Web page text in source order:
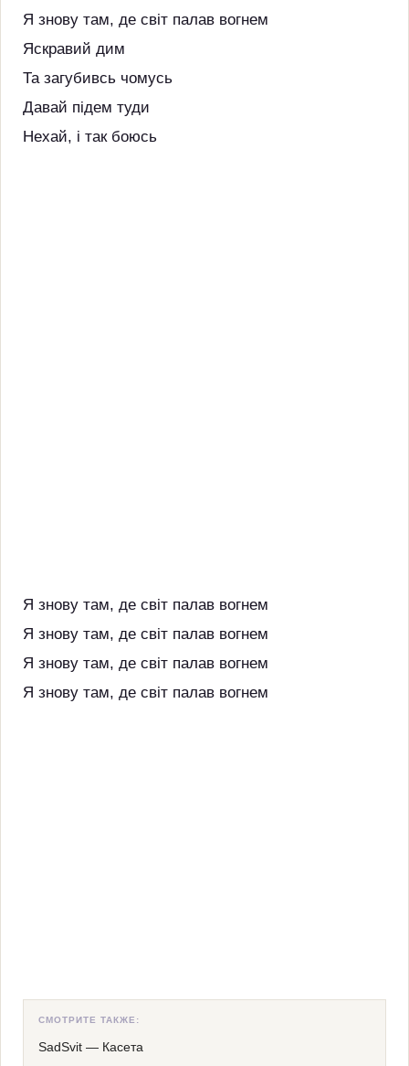
Я знову там, де світ палав вогнем
Яскравий дим
Та загубивсь чомусь
Давай підем туди
Нехай, і так боюсь
Я знову там, де світ палав вогнем
Я знову там, де світ палав вогнем
Я знову там, де світ палав вогнем
Я знову там, де світ палав вогнем
СМОТРИТЕ ТАКЖЕ:
SadSvit — Касета